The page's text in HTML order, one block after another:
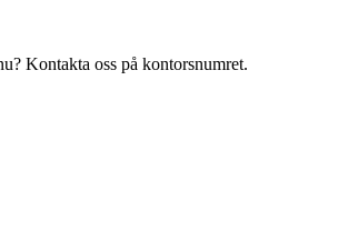
Kontakta oss på kontorsnumret.